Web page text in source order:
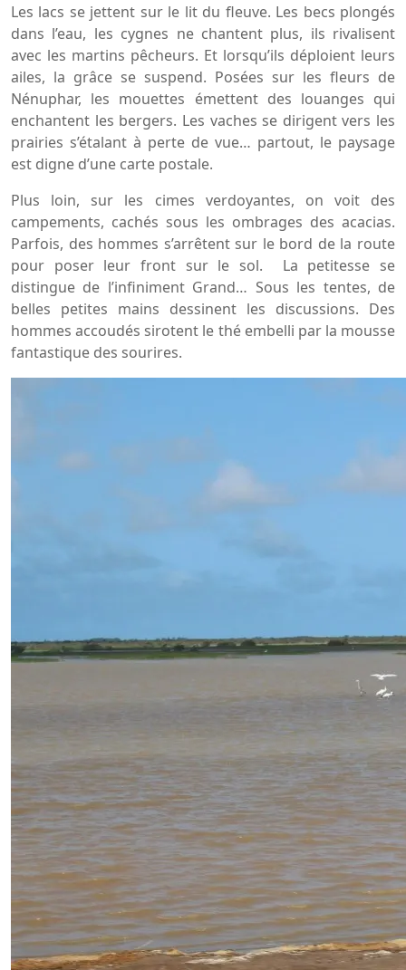
Les lacs se jettent sur le lit du fleuve. Les becs plongés
dans l’eau, les cygnes ne chantent plus, ils rivalisent
avec les martins pêcheurs. Et lorsqu’ils déploient leurs
ailes, la grâce se suspend. Posées sur les fleurs de
Nénuphar, les mouettes émettent des louanges qui
enchantent les bergers. Les vaches se dirigent vers les
prairies s’étalant à perte de vue… partout, le paysage
est digne d’une carte postale.
Plus loin, sur les cimes verdoyantes, on voit des
campements, cachés sous les ombrages des acacias.
Parfois, des hommes s’arrêtent sur le bord de la route
pour poser leur front sur le sol. La petitesse se
distingue de l’infiniment Grand… Sous les tentes, de
belles petites mains dessinent les discussions. Des
hommes accoudés sirotent le thé embelli par la mousse
fantastique des sourires.